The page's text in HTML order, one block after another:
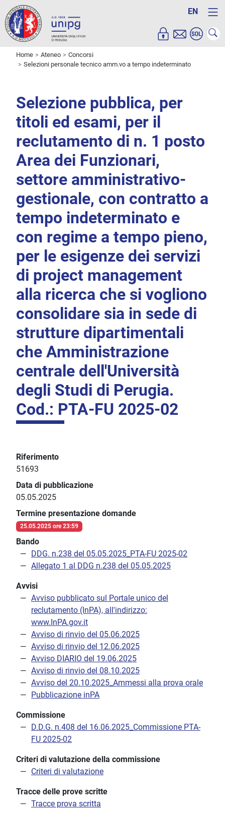
EN
Home Ateneo
Concorsi
Selezioni personale tecnico amm.vo a tempo indeterminato
Selezione pubblica, per
titoli ed esami, per il
reclutamento di n. 1 posto
Area dei Funzionari,
settore amministrativo-
gestionale, con contratto a
tempo indeterminato e
con regime a tempo pieno,
per le esigenze dei servizi
di project management
alla ricerca che si vogliono
consolidare sia in sede di
strutture dipartimentali
che Amministrazione
centrale dell'Università
degli Studi di Perugia.
Cod.: PTA-FU 2025-02
Riferimento
51693
Data di pubblicazione
05.05.2025
Termine presentazione domande
25.05.2025 ore 23:59
Bando
DDG. n.238 del 05.05.2025_PTA-FU 2025-02
Allegato 1 al DDG n.238 del 05.05.2025
Avvisi
Avviso pubblicato sul Portale unico del
reclutamento (InPA), all'indirizzo:
www.InPA.gov.it
Avviso di rinvio del 05.06.2025
Avviso di rinvio del 12.06.2025
Avviso DIARIO del 19.06.2025
Avviso di rinvio del 08.10.2025
Avviso del 20.10.2025_Ammessi alla prova orale
Pubblicazione inPA
Commissione
D.D.G. n.408 del 16.06.2025_Commissione PTA-
FU 2025-02
Criteri di valutazione della commissione
Criteri di valutazione
Tracce delle prove scritte
Tracce prova scritta